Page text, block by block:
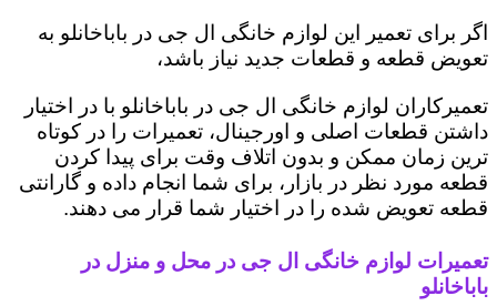
اگر برای تعمیر این لوازم خانگی ال جی در باباخانلو به
تعویض قطعه و قطعات جدید نیاز باشد،
تعمیرکاران لوازم خانگی ال جی در باباخانلو با در اختیار
داشتن قطعات اصلی و اورجینال، تعمیرات را در کوتاه
ترین زمان ممکن و بدون اتلاف وقت برای پیدا کردن
قطعه مورد نظر در بازار، برای شما انجام داده و گارانتی
قطعه تعویض شده را در اختیار شما قرار می دهند.
تعمیرات لوازم خانگی ال جی در محل و منزل در
باباخانلو